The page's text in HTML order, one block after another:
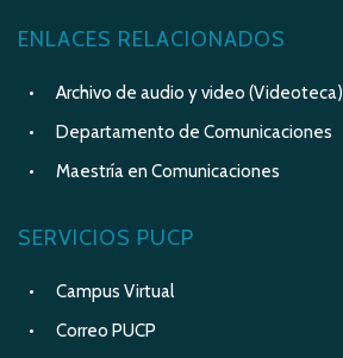
ENLACES RELACIONADOS
Archivo de audio y video (Videoteca)
Departamento de Comunicaciones
Maestría en Comunicaciones
SERVICIOS PUCP
Campus Virtual
Correo PUCP